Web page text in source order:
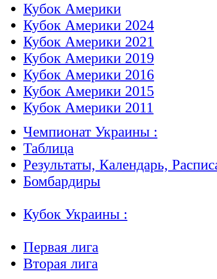
Кубок Америки
Кубок Америки 2024
Кубок Америки 2021
Кубок Америки 2019
Кубок Америки 2016
Кубок Америки 2015
Кубок Америки 2011
Чемпионат Украины :
Таблица
Результаты, Календарь,
Бомбардиры
Кубок Украины :
Первая лига
Вторая лига